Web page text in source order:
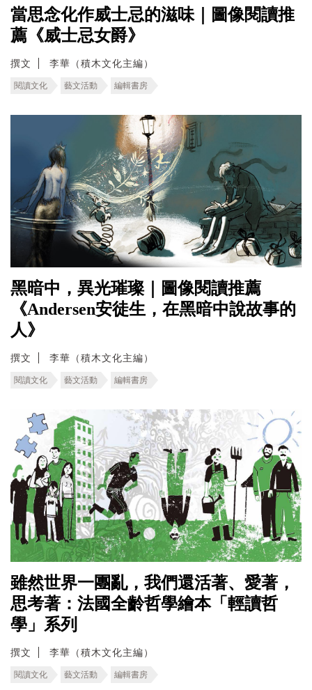
當思念化作威士忌的滋味｜圖像閱讀推
薦《威士忌女爵》
撰文 李華（積木文化主編）
閱讀文化 藝文活動 編輯書房
黑暗中，異光璀璨｜圖像閱讀推薦
《Andersen安徒生，在黑暗中說故事的
人》
撰文 李華（積木文化主編）
閱讀文化 藝文活動 編輯書房
雖然世界一團亂，我們還活著、愛著，
思考著：法國全齡哲學繪本「輕讀哲
學」系列
撰文 李華（積木文化主編）
閱讀文化 藝文活動 編輯書房